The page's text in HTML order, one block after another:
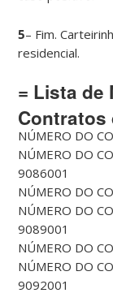
5– Fim.
residencial.
= Lista de
Contratos
NÚMERO DO
NÚMERO DO
9086001
NÚMERO DO
NÚMERO DO
9089001
NÚMERO DO
NÚMERO DO
9092001